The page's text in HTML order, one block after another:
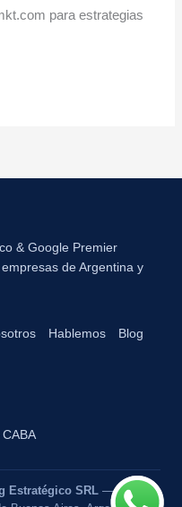
para estrategias
& Google Premier
de Argentina y
Hablemos Blog
Estratégico SRL — Marca